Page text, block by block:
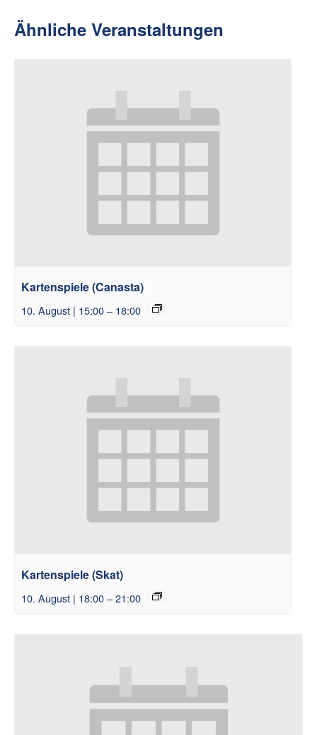
Ähnliche Veranstaltungen
Kartenspiele (Canasta)
10. August | 15:00– 18:00
Kartenspiele (Skat)
10. August | 18:00–21:00